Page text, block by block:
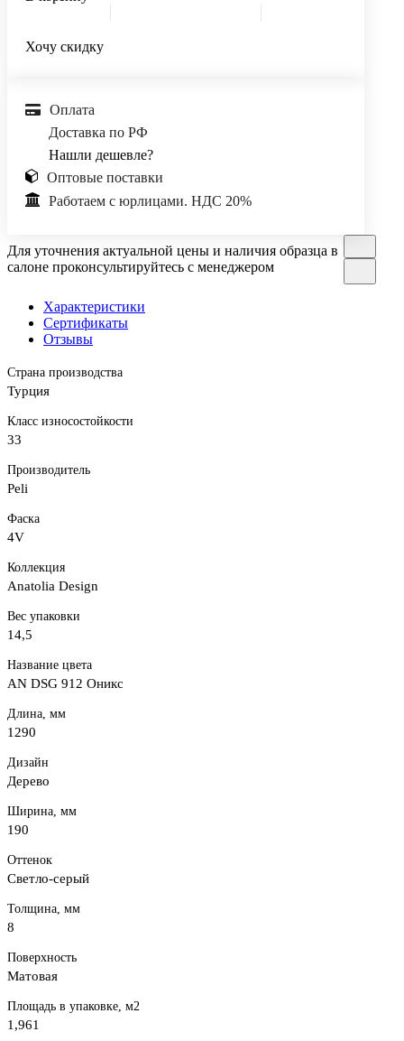
Хочу скидку
Оплата
Доставка по РФ
Нашли дешевле?
Оптовые поставки
Работаем с юрлицами. НДС 20%
Для уточнения актуальной цены и наличия образца в
салоне проконсультируйтесь с менеджером
Характеристики
Сертификаты
Отзывы
Страна производства
Турция
Класс износостойкости
33
Производитель
Peli
Фаска
4V
Коллекция
Anatolia Design
Вес упаковки
14,5
Название цвета
AN DSG 912 Оникс
Длина, мм
1290
Дизайн
Дерево
Ширина, мм
190
Оттенок
Светло-серый
Толщина, мм
8
Поверхность
Матовая
Площадь в упаковке, м2
1,961